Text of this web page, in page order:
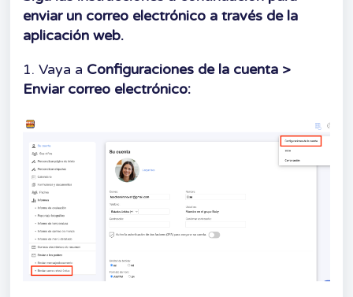
enviar un correo electrónico a través de la
aplicación web.
1. Vaya a Configuraciones de la cuenta >
Enviar correo electrónico: